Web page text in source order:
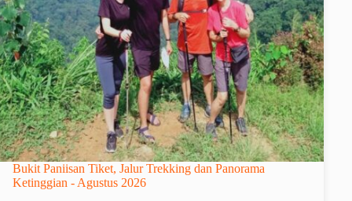
Bukit Paniisan Tiket, Jalur Trekking dan Panorama
Ketinggian - Agustus 2026